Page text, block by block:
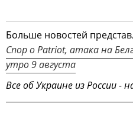
Больше новостей
Спор о Patriot, атака на
утро 9 августа
Все об Украине из России -